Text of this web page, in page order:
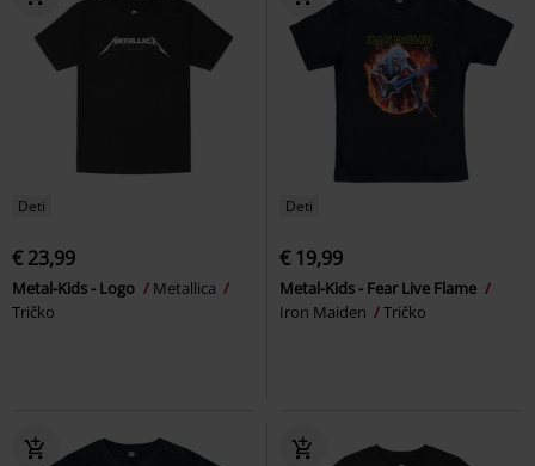
Deti
€ 23,99
Metal-Kids - Logo
Metallica
Tričko
Deti
€ 19,99
Metal-Kids - Fear Live Flame
Iron Maiden
Tričko